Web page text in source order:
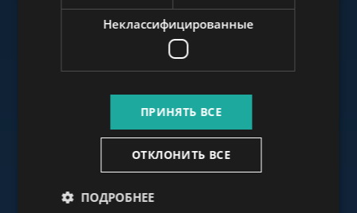
www.budapestoffices.net
www.budapestpropertysellers.com
Неклассифицированные
ПРИНЯТЬ ВСЕ
ОТКЛОНИТЬ ВСЕ
ПОДРОБНЕЕ